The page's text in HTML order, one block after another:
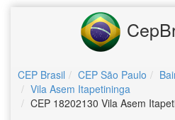
CEP Brasil CEP São Paulo
Vila Asem Itapetininga
CEP 18202130 Vila Asem